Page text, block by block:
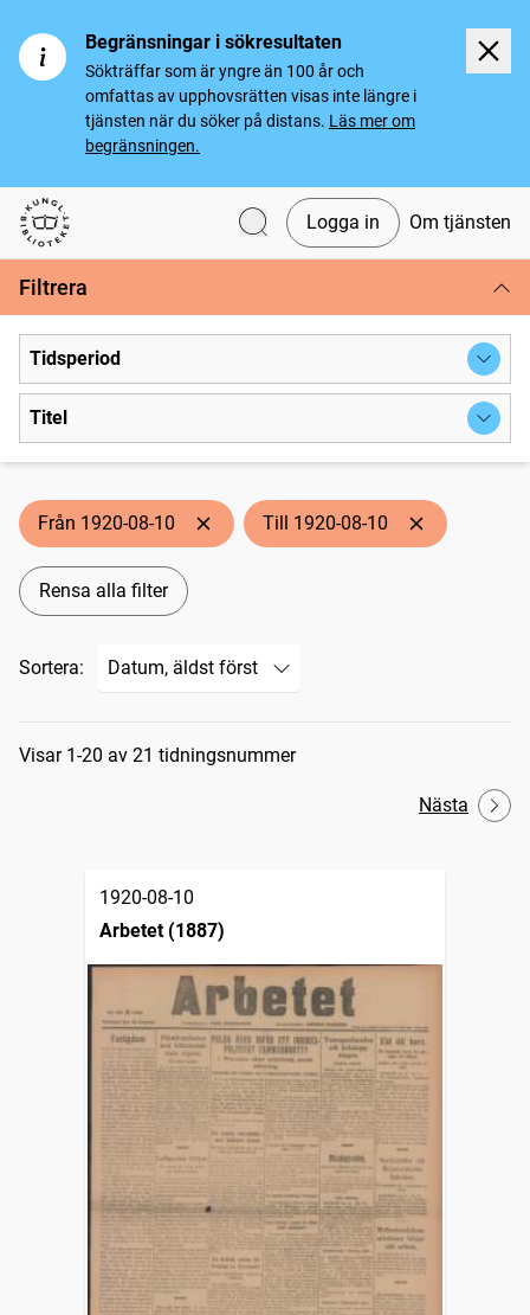
Begränsningar i sökresultaten
Sökträffar som är yngre än 100 år och
omfattas av upphovsrätten visas inte längre i
tjänsten när du söker på distans. Läs mer om
begränsningen.
Svenska tidningar
Logga in Om tjänsten
Filtrera
Tidsperiod
Titel
Från 1920-08-10 Till 1920-08-10
Rensa alla filter
Sortera:
Sökresultat
Visar 1-20 av 21 tidningsnummer
Nästa
1920-08-10
Arbetet (1887)